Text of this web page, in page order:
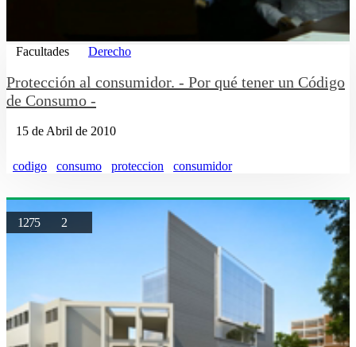
Facultades Derecho
Protección al consumidor. - Por qué tener un Código
de Consumo -
15 de Abril de 2010
codigo consumo proteccion consumidor
1275 2